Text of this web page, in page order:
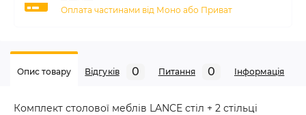
Оплата частинами від Моно або Приват
Опис товару Відгуків 0 Питання 0 Iнформація
Комплект столової меблів LANCE стіл + 2 стільці